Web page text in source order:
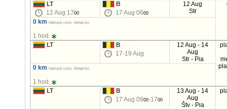
LT
12 Aug 1700
B
17 Aug 0600
12 Aug
Str
0 km Náklady Litva - Belgicko
1 hod.
LT
B
17-19 Aug
12 Aug - 14
Aug
Str - Pia
0 km Náklady Litva - Belgicko
1 hod.
LT
B
17 Aug 0800-1700
13 Aug - 14
Aug
Štv - Pia